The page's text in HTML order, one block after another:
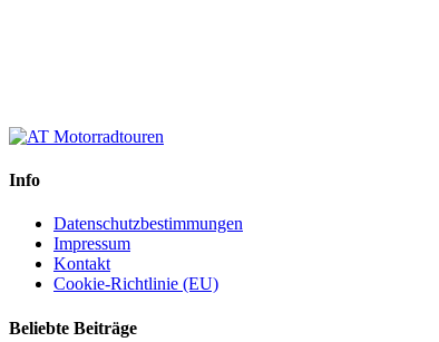
Info
Datenschutzbestimmungen
Impressum
Kontakt
Cookie-Richtlinie (EU)
Beliebte Beiträge